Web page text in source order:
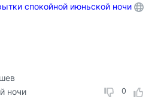
спокойной июньской ночи
0
ночи